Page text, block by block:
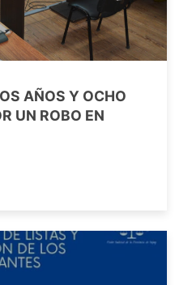
AÑOS Y OCHO
UN ROBO EN